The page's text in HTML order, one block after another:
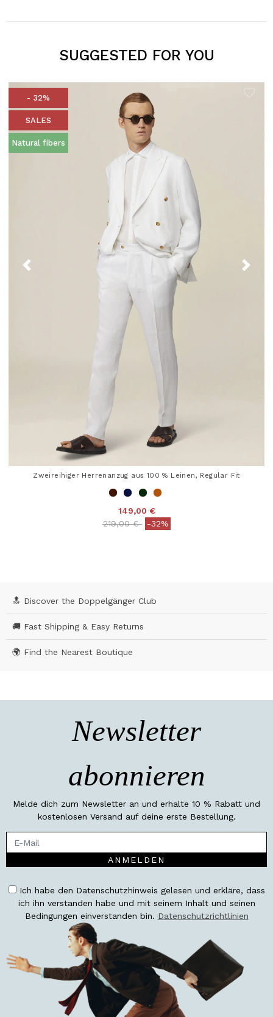
SUGGESTED FOR YOU
- 32%
SALES
Natural fibers
Zweireihiger Herrenanzug aus 100 % Leinen, Regular Fit
149,00 €
Price reduced from
219,00 €to-32%
🔝 Discover the Doppelgänger Club
🚚 Fast Shipping & Easy Returns
🌍 Find the Nearest Boutique
Newsletter
abonnieren
Melde dich zum Newsletter an und erhalte 10 % Rabatt und
kostenlosen Versand auf deine erste Bestellung.
ANMELDEN
Ich habe den Datenschutzhinweis gelesen und erkläre, dass
ich ihn verstanden habe und mit seinem Inhalt und seinen
Bedingungen einverstanden bin. Datenschutzrichtlinien